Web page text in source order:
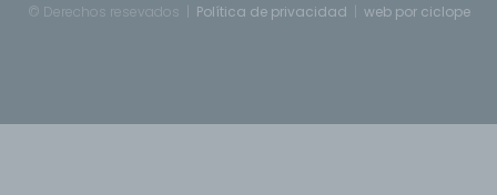
© Derechos resevados | Política de privacidad web por ciclope